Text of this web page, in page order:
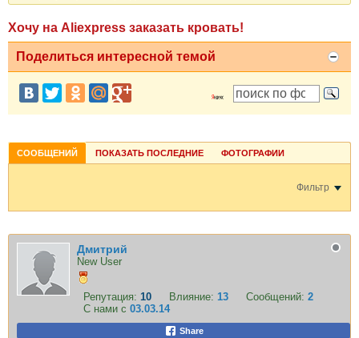
Хочу на Aliexpress заказать кровать!
Поделиться интересной темой
СООБЩЕНИЙ ПОКАЗАТЬ ПОСЛЕДНИЕ ФОТОГРАФИИ
Фильтр
Дмитрий
New User
Репутация: 10 Влияние: 13 Сообщений: 2
С нами с 03.03.14
Share